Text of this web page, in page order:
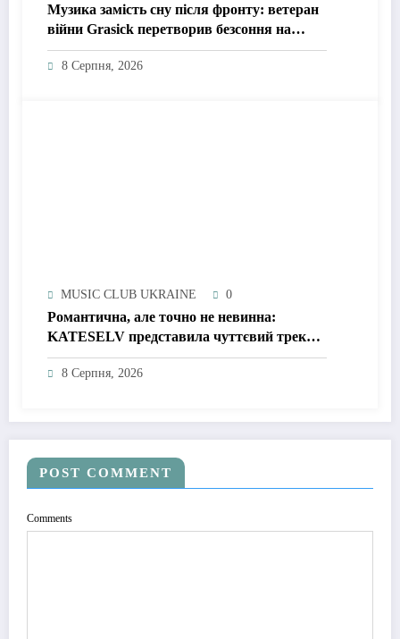
Музика замість сну після фронту: ветеран
війни Grasick перетворив безсоння на
дебютний альбом «Поетроніка»
8 Серпня, 2026
MUSIC CLUB UKRAINE 0
Романтична, але точно не невинна:
KATESELV представила чуттєвий трек
«Love Supplier»
8 Серпня, 2026
POST COMMENT
Comments